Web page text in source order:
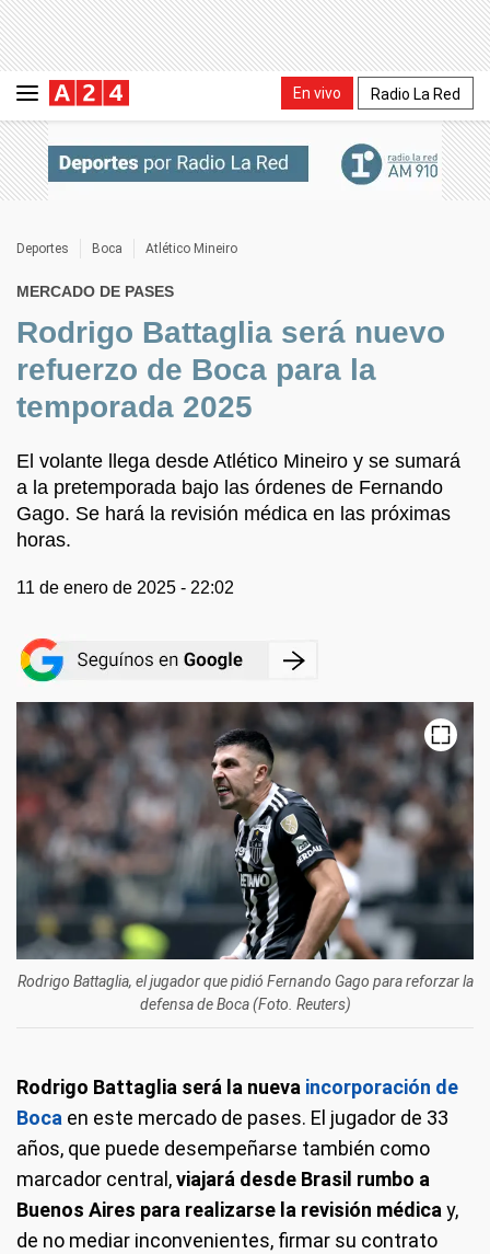
En vivo Radio La Red
Deportes Boca Atlético Mineiro
MERCADO DE PASES
Rodrigo Battaglia será nuevo
refuerzo de Boca para la
temporada 2025
El volante llega desde Atlético Mineiro y se sumará
a la pretemporada bajo las órdenes de Fernando
Gago. Se hará la revisión médica en las próximas
horas.
11 de enero de 2025 - 22:02
Rodrigo Battaglia, el jugador que pidió Fernando Gago para reforzar la
defensa de Boca (Foto. Reuters)
Rodrigo Battaglia será la nueva incorporación de
Boca en este mercado de pases. El jugador de 33
años, que puede desempeñarse también como
marcador central,viajará desde Brasil rumbo a
Buenos Aires para realizarse la revisión médica y,
de no mediar inconvenientes, firmar su contrato